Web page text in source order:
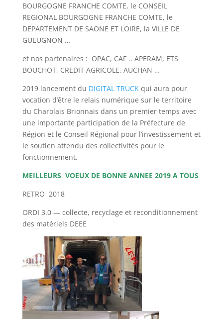
BOURGOGNE FRANCHE COMTE, le CONSEIL
REGIONAL BOURGOGNE FRANCHE COMTE, le
DEPARTEMENT DE SAONE ET LOIRE, la VILLE DE
GUEUGNON …
et nos partenaires : OPAC, CAF .. APERAM, ETS
BOUCHOT, CREDIT AGRICOLE, AUCHAN …
2019 lancement du DIGITAL TRUCKqui aura pour
vocation d’être le relais numérique sur le territoire
du Charolais Brionnais dans un premier temps avec
une importante participation de la Préfecture de
Région et le Conseil Régional pour l’investissement et
le soutien attendu des collectivités pour le
fonctionnement.
MEILLEURS VOEUX DE BONNE ANNEE 2019 A TOUS
RETRO 2018
ORDI 3.0 — collecte, recyclage et reconditionnement
des matériels DEEE